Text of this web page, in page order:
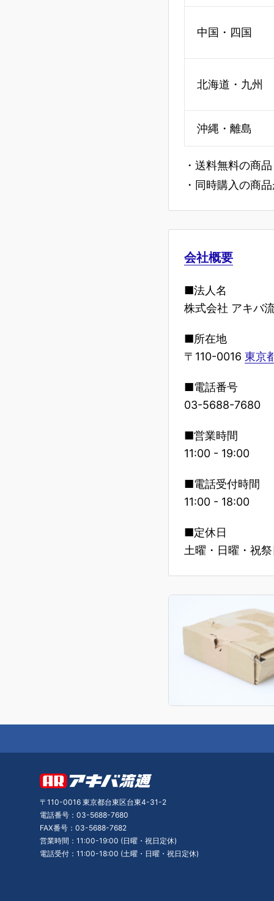
中国・四国
北海道・九州
沖縄・離島
・送料無料の商
・同時購入の商
会社概要
■法人名
株式会社 アキバ
■所在地
〒110-0016 東京
■電話番号
03-5688-7680
■営業時間
11:00 - 19:00
■電話受付時間
11:00 - 18:00
■定休日
土曜・日曜・祝
〒110-0016 東京都台東区台東4-31-2
電話番号：03-5688-7680
FAX番号：03-5688-7682
営業時間：11:00-19:00 (日曜・祝日定休)
電話受付：11:00-18:00 (土曜・日曜・祝日定休)